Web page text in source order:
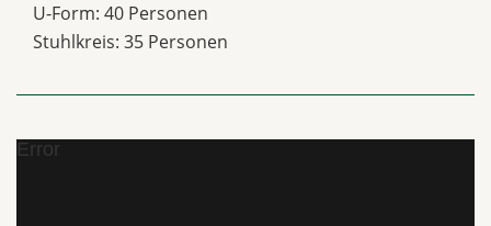
U-Form: 40 Personen
Stuhlkreis: 35 Personen
Error